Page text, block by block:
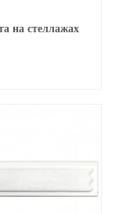
на стеллажах